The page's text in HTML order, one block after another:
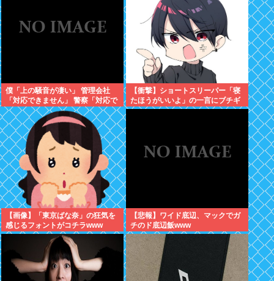
僕「上の騒音が凄い」 管理会社
「対応できません」 警察「対応で
きません」
【衝撃】ショートスリーパー「寝
たほうがいいよ」の一言にブチギ
レwww(※動画あり)
【画像】「東京ばな奈」の狂気を
感じるフォントがコチラwww
【悲報】ワイド底辺、マックでガ
チのド底辺飯www